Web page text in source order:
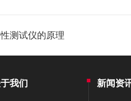
测试仪的原理
我们 新闻资